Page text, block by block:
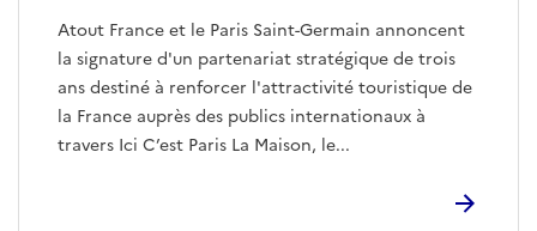
Atout France et le Paris Saint-Germain annoncent
la signature d'un partenariat stratégique de trois
ans destiné à renforcer l'attractivité touristique de
la France auprès des publics internationaux à
travers Ici C’est Paris La Maison, le...